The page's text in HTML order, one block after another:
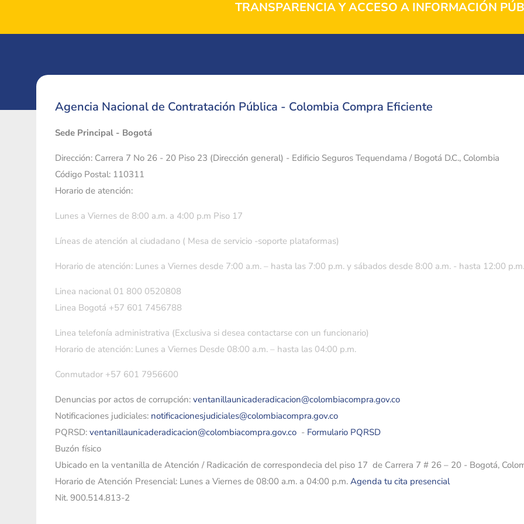
TRANSPARENCIA Y ACCESO A INFORMACIÓN
Agencia Nacional de Contratación Pública - Colombia Compra Eficiente
Sede Principal - Bogotá
Dirección: Carrera 7 No 26 - 20 Piso 23 (Dirección general) - Edificio Seguros Tequendama / Bogotá D.C., Colombia
Código Postal: 110311
Horario de atención:
Lunes a Viernes de 8:00 a.m. a 4:00 p.m Piso 17
Líneas de atención al ciudadano ( Mesa de servicio -soporte plataformas)
Horario de atención: Lunes a Viernes desde 7:00 a.m. – hasta las 7:00 p.m. y sábados desde 8:00 a.m. - hasta 12:00 p.m.
Linea nacional 01 800 0520808
Linea Bogotá +57 601 7456788
Linea telefonía administrativa (Exclusiva si desea contactarse con un funcionario)
Horario de atención: Lunes a Viernes Desde 08:00 a.m. – hasta las 04:00 p.m.
Conmutador +57 601 7956600
Denuncias por actos de corrupción: ventanillaunicaderadicacion@colombiacompra.gov.co
Notificaciones judiciales: notificacionesjudiciales@colombiacompra.gov.co
PQRSD: ventanillaunicaderadicacion@colombiacompra.gov.co - Formulario PQRSD
Buzón físico
Ubicado en la ventanilla de Atención / Radicación de correspondecia del piso 17 de Carrera 7 # 26 – 20 - Bogotá,
Horario de Atención Presencial: Lunes a Viernes de 08:00 a.m. a 04:00 p.m. Agenda tu cita presencial
Nit. 900.514.813-2